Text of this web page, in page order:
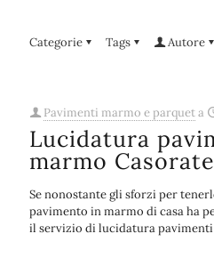
Categorie Tags Autore
Pavimenti marmo e parqueta
Lucidatura
marmo
Se nonostante gli sforzi per
pavimento in marmo di casa ha
il servizio di lucidatura pavimenti